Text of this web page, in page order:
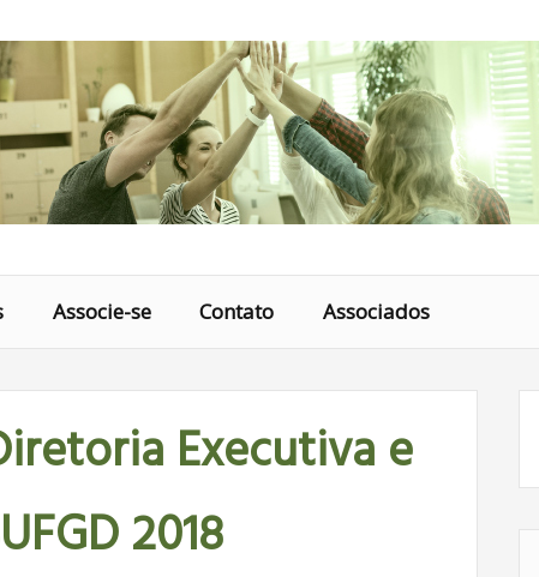
Associe-se Contato Associados
Executiva e
2018